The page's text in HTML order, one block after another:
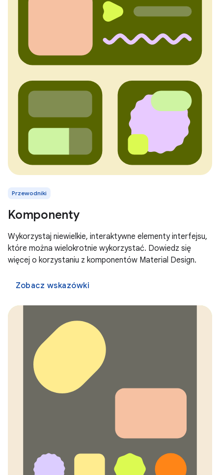
Przewodniki
Komponenty
Wykorzystaj niewielkie, interaktywne elementy interfejsu,
które można wielokrotnie wykorzystać. Dowiedz się
więcej o korzystaniu z komponentów Material Design.
Zobacz wskazówki